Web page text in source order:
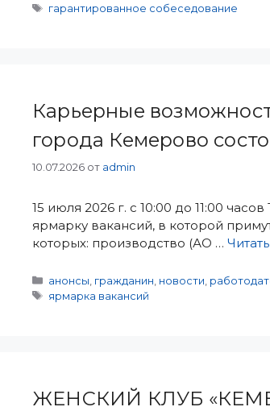
Метки
гарантированное собеседование
Карьерные
города Кемерово
10.07.2026 от admin
15 июля 2026 г. с 10:00 до 11:00
ярмарку вакансий, в которой
которых: производство (АО …
Рубрики
анонсы гражданин новости
Метки
ярмарка вакансий
ЖЕНСКИЙ КЛУБ